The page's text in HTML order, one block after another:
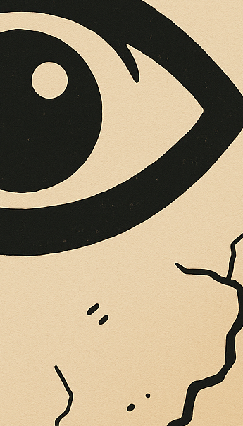
SUE
sulle pareti giaccio istantanee,...
LA